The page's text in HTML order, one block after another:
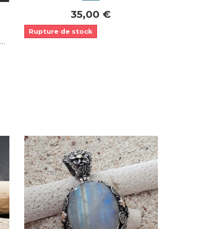
35,00 €
Rupture de stock
Dans mon panier